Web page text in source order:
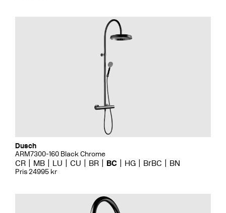
Dusch
ARM7300-160 Black Chrome
CR MB LU CU BR BC HG BrBC BN
Pris 24995 kr